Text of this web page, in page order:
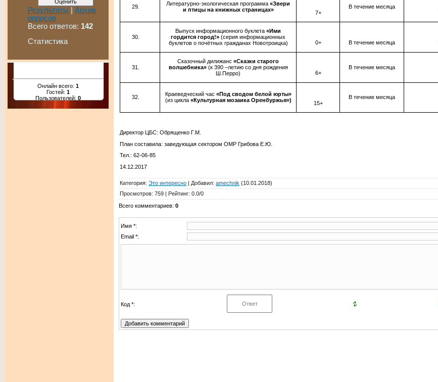
Результаты | Архив
опросов
Всего ответов: 142
Статистика
Онлайн всего: 1
Гостей: 1
Пользователей: 0
Литературно-экологическая программа «Звери
и птицы на книжных страницах»
7+
В течение месяца
Выпуск информационного буклета «Ими
гордится город!» (серия информационных
буклетов о почётных гражданах Новотроицка)
0+ В течение месяца
Сказочный дилижанс «Сказки старого
волшебника» (к 390 –летию со дня рождения
Ш.Перро)
6+
В течение месяца
Краеведческий час «Под сводом белой юрты»
(из цикла «Культурная мозаика Оренбуржья») 15+
В течение месяца
Директор ЦБС: Обрященко Г.М.
План составила: заведующая сектором ОМР Грибова Е.Ю.
Тел.: 62-06-85
14.12.2017
Категория: Это интересно | Добавил: amechnik (10.01.2018)
Просмотров: 759 | Рейтинг: 0.0/0
Всего комментариев: 0
Имя *:
Email *:
Код *: